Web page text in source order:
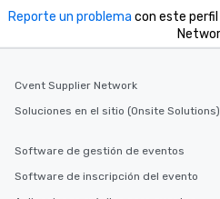
Reporte un problema con este perfil
Cvent Supplier Network
Soluciones en el sitio (Onsite Solutions)
Software de gestión de eventos
Software de inscripción del evento